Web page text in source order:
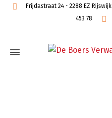
Frijdastraat 24 - 2288 EZ Rijswijk
453 78